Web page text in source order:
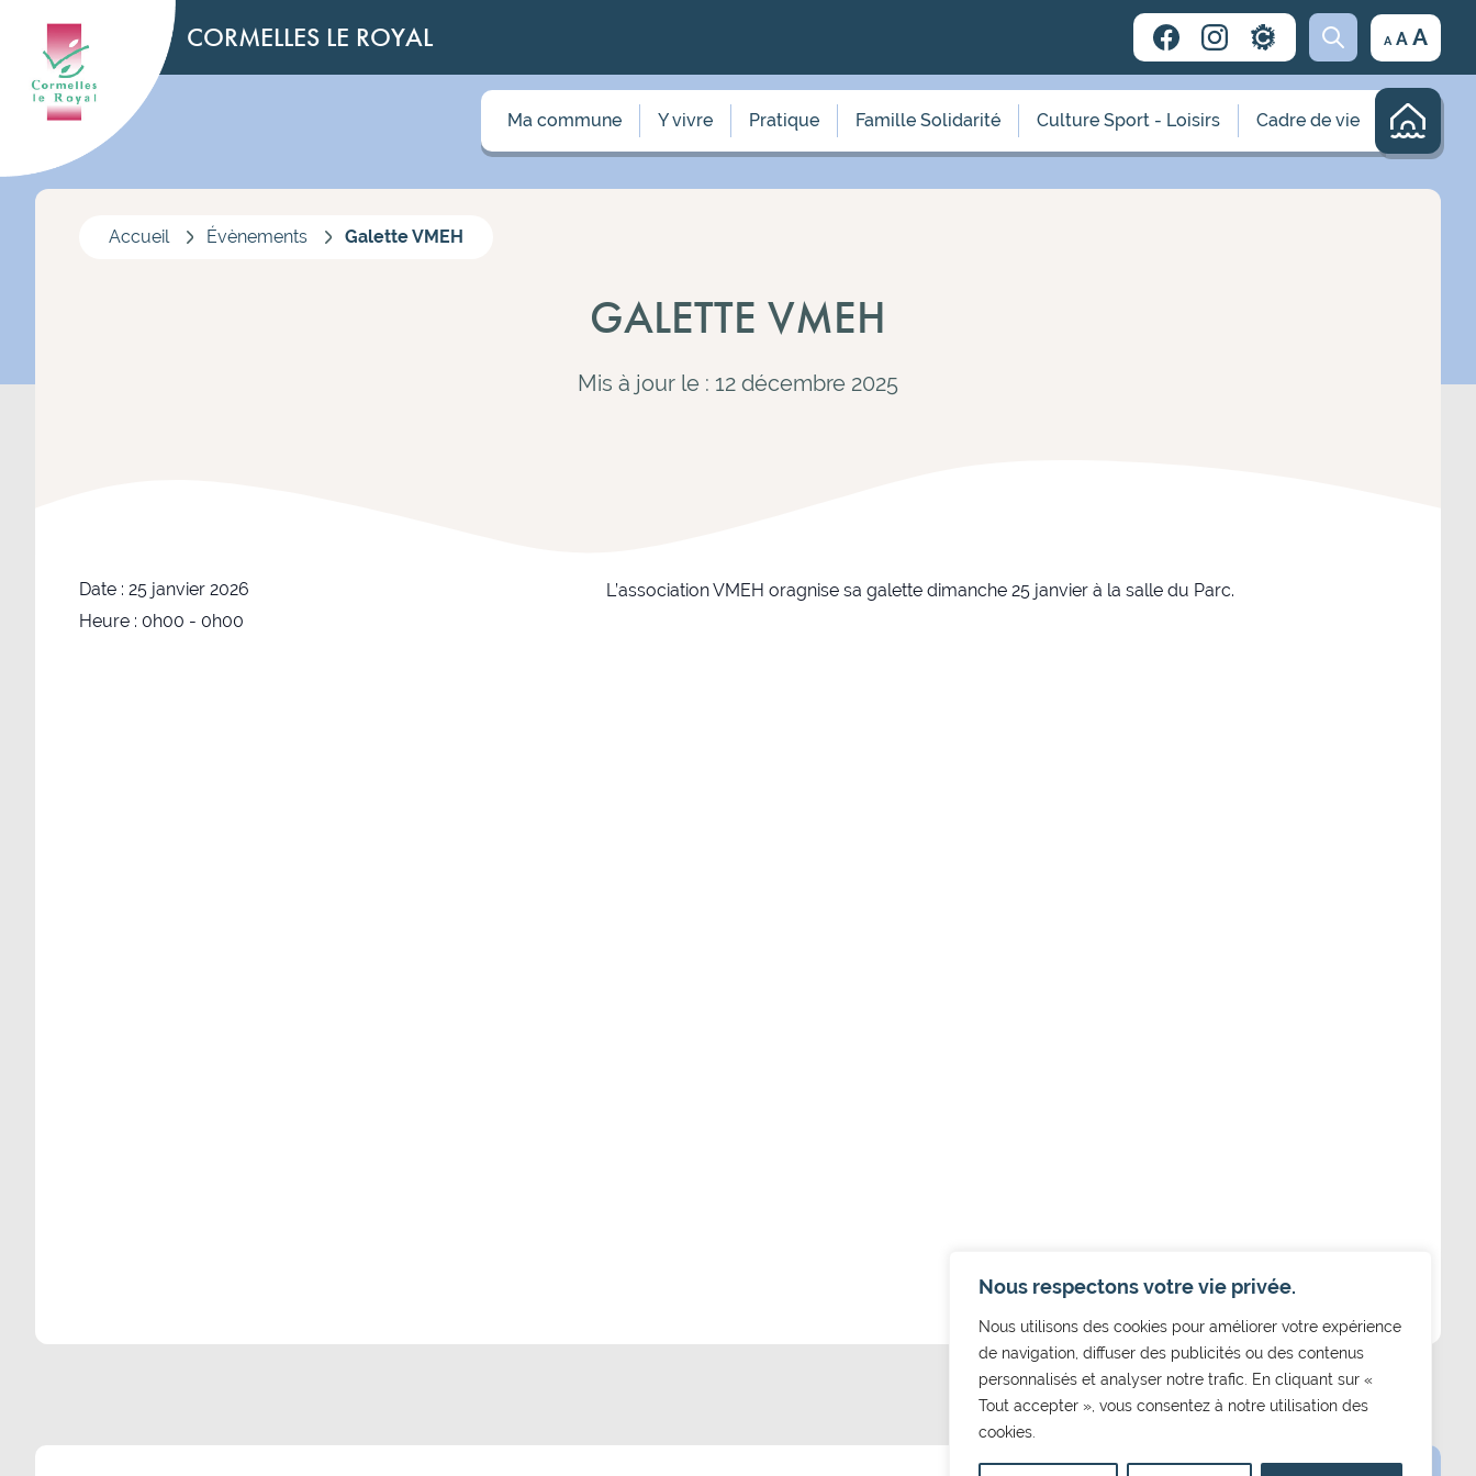
Nous respectons votre vie privée.
Nous utilisons des cookies pour améliorer votre expérience
de navigation, diffuser des publicités ou des contenus
personnalisés et analyser notre trafic. En cliquant sur «
Tout accepter », vous consentez à notre utilisation des
cookies.
CORMELLES LE ROYAL A
Decrease
font
size.
A Reset
font
size.
A
font
size.
Ma commune Y vivre Pratique Famille Solidarité Culture Sport - Loisirs Cadre de vie
Accueil Évènements Galette VMEH
GALETTE VMEH
Mis à jour le : 12 décembre 2025
Date : 25 janvier 2026
Heure : 0h00 - 0h00
L’association VMEH oragnise sa galette dimanche 25 janvier à la salle du Parc.